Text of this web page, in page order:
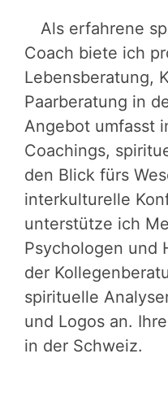
Als erfahrene
Coach biete ich
Lebensberatung,
Paarberatung in
Angebot umfasst
Coachings,
den Blick fürs
interkulturelle
unterstütze ich
Psychologen und
der
spirituelle
und Logos an.
in der Schweiz.